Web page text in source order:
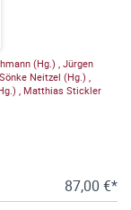
(Hg.) Jürgen
Sönke Neitzel (Hg.)
Matthias Stickler
87,00 €*